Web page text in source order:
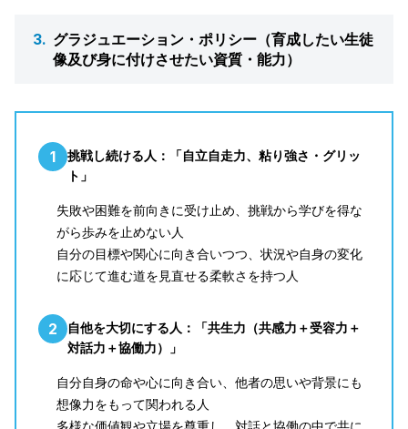
3. グラジュエーション・ポリシー（育成したい生徒
像及び身に付けさせたい資質・能力）
挑戦し続ける人：「自立自走力、粘り強さ・グリッ
ト」
失敗や困難を前向きに受け止め、挑戦から学びを得な
がら歩みを止めない人
自分の目標や関心に向き合いつつ、状況や自身の変化
に応じて進む道を見直せる柔軟さを持つ人
自他を大切にする人：「共生力（共感力＋受容力＋
対話力＋協働力）」
自分自身の命や心に向き合い、他者の思いや背景にも
想像力をもって関われる人
多様な価値観や立場を尊重し、対話と協働の中で共に